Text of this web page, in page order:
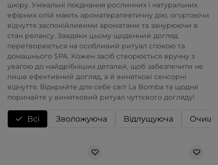
шкіру. Унікальні поєднання рослинних і натуральних
ефірних олій мають ароматерапевтичну дію, огортаючи
відчуття заспокійливими ароматами та занурюючи в
стан релаксу. Завдяки цьому щоденний догляд
перетворюється на особливий ритуал спокою та
домашнього SPA. Кожен засіб створюється вручну з
увагою до найдрібніших деталей, щоб забезпечити не
лише ефективний догляд, а й виняткові сенсорні
відчуття. Відкрийте для себе світ La Bomba та щодня
поринайте у винятковий ритуал чуттєвого догляду!
Всі Зволожуюча Відлущуюча